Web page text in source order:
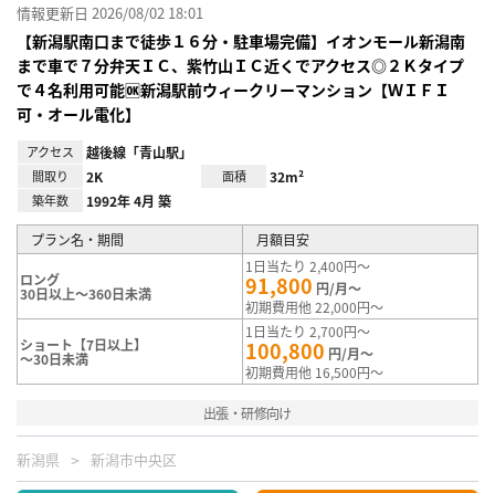
情報更新日 2026/08/02 18:01
【新潟駅南口まで徒歩１６分・駐車場完備】イオンモール新潟南
まで車で７分弁天ＩＣ、紫竹山ＩＣ近くでアクセス◎２Ｋタイプ
で４名利用可能🆗新潟駅前ウィークリーマンション【ＷＩＦＩ
可・オール電化】
アクセス 越後線「青山駅」
間取り 2K 面積 32m²
築年数 1992年 4月 築
プラン名・期間 月額目安
ロング
30日以上～360日未満
1日当たり 2,400円～
91,800 円/月～
初期費用他 22,000円～
ショート【7日以上】
～30日未満
1日当たり 2,700円～
100,800 円/月～
初期費用他 16,500円～
出張・研修向け
新潟県 新潟市中央区